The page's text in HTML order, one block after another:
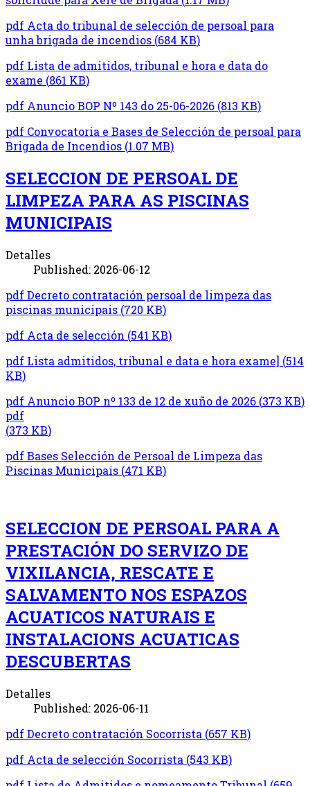
pdf Acta do tribunal de selección de persoal para
unha brigada de incendios (684 KB)
pdf Lista de admitidos, tribunal e hora e data do
exame (861 KB)
pdf Anuncio BOP Nº 143 do 25-06-2026 (813 KB)
pdf Convocatoria e Bases de Selección de persoal para
Brigada de Incendios (1.07 MB)
SELECCION DE PERSOAL DE
LIMPEZA PARA AS PISCINAS
MUNICIPAIS
Detalles
Published: 2026-06-12
pdfDecreto contratación persoal de limpeza das
piscinas municipais (720 KB)
pdf Acta de selección (541 KB)
pdf Lista admitidos, tribunal e data e hora exame] (514
KB)
pdf Anuncio BOP nº 133 de 12 de xuño de 2026 (373 KB)
pdf
(373 KB)
pdfBases Selección de Persoal de Limpeza das
Piscinas Municipais (471 KB)
SELECCION DE PERSOAL PARA A
PRESTACIÓN DO SERVIZO DE
VIXILANCIA, RESCATE E
SALVAMENTO NOS ESPAZOS
ACUATICOS NATURAIS E
INSTALACIONS ACUATICAS
DESCUBERTAS
Detalles
Published: 2026-06-11
pdfDecreto contratación Socorrista (657 KB)
pdf Acta de selección Socorrista (543 KB)